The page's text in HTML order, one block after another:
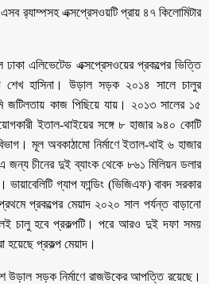
র‌্যাম্পসহ এক্সপ্রেসওয়টি প্রায় ৪৭ কিলোমিটার
এলিভেটেড এক্সপ্রেসওয়ের প্রকল্পের ভিত্তি
শেখ হাসিনা। উড়াল সড়ক ২০১৪ সালে চালুর
জটিলতায় কাজ পিছিয়ে যায়। ২০১৩ সালের ১৫
ইতাল-থাইয়ের সঙ্গে ৮ হাজার ৯৪০ কোটি
মূল অবকাঠামো নির্মাণে ইতাল-থাই ৬ হাজার
জন্য চীনের দুই ব্যাংক থেকে ৮৬১ মিলিয়ন ডলার
ভায়াবেলিটি গ্যাপ ফান্ডিং (ভিজিএফ) বাবদ সরকার
প্রকল্পের মেয়াদ ২০২০ সাল পর্যন্ত বাড়ানো
চালু হবে প্রকল্পটি। পরে আরও দুই দফা সময়
হয়েছে প্রকল্প মেয়াদ।
উড়াল সড়ক নির্মাণে রাজউকের আপত্তি রয়েছে।